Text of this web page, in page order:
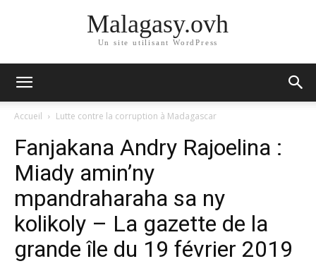
Malagasy.ovh
Un site utilisant WordPress
Accueil Lutte contre la corruption à Madagascar
Fanjakana Andry Rajoelina :
Miady amin’ny
mpandraharaha sa ny
kolikoly – La gazette de la
grande île du 19 février 2019